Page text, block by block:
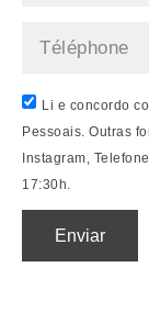
Li e concordo
Pessoais. Outras
Instagram,
17:30h.
Enviar